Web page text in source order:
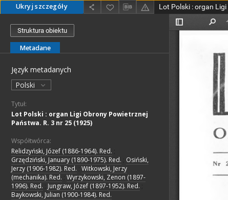
Ukryj szczegóły
Struktura obiektu
Metadane
Język metadanych
Polski
Tytuł:
Lot Polski : organ Ligi Obrony Powietrznej
Państwa. R. 3 nr 25 (1925)
Współtwórca:
Relidzyński, Józef (1886-1964). Red.
Grzędziński, January (1890-1975). Red.
Osiński,
Jerzy (1906-1982). Red. Witkowski, Jerzy
(mechanika). Red. Wyrzykowski, Zenon (1897-
1996). Red.
Jungraw, Józef (1897-1952). Red.
Baykowski, Julian (1900-1984). Red.